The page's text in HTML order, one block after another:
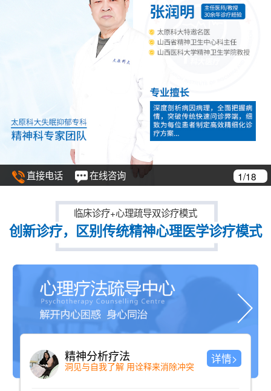
直接电话 在线咨询 1/18
临床诊疗+心理疏导双诊疗模式
创新诊疗，区别传统精神心理医学诊疗模式
精神分析疗法
洞见与自我了解 用诠释来消除冲突
详情>